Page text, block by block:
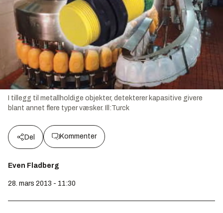
I tillegg til metallholdige objekter, detekterer kapasitive givere
blant annet flere typer væsker. Ill:Turck
Del Kommenter
Even Fladberg
28. mars 2013 - 11:30